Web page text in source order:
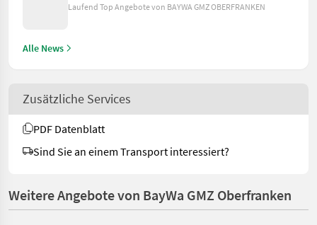
Laufend Top Angebote von BAYWA GMZ OBERFRANKEN
Alle News
Zusätzliche Services
PDF Datenblatt
Sind Sie an einem Transport interessiert?
Weitere Angebote von BayWa GMZ Oberfranken